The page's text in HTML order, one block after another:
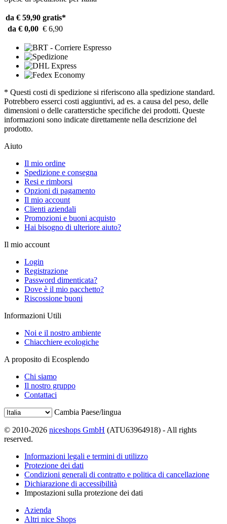
da € 59,90 gratis*
da € 0,00 € 6,90
* Questi costi di spedizione si riferiscono alla spedizione standard.
Potrebbero esserci costi aggiuntivi, ad es. a causa del peso, delle
dimensioni o delle caratterstiche specifiche dei prodotti. Queste
informazioni sono indicate direttamente nella descrizione del
prodotto.
Aiuto
Il mio ordine
Spedizione e consegna
Resi e rimborsi
Opzioni di pagamento
Il mio account
Clienti aziendali
Promozioni e buoni acquisto
Hai bisogno di ulteriore aiuto?
Il mio account
Login
Registrazione
Password dimenticata?
Dove è il mio pacchetto?
Riscossione buoni
Informazioni Utili
Noi e il nostro ambiente
Chiacchiere ecologiche
A proposito di Ecosplendo
Chi siamo
Il nostro gruppo
Contattaci
Cambia Paese/lingua
© 2010-2026 niceshops GmbH (ATU63964918) - All rights
reserved.
Informazioni legali e termini di utilizzo
Protezione dei dati
Condizioni generali di contratto e politica di cancellazione
Dichiarazione di accessibilità
Impostazioni sulla protezione dei dati
Azienda
Altri nice Shops